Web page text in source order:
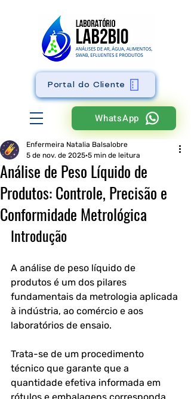
WhatsApp
Portal do Cliente
Análise de Peso Líquido de
Produtos: Controle, Precisão e
Conformidade Metrológica
Enfermeira Natalia Balsalobre
5 de nov. de 2025 5 min de leitura
Introdução
A análise de peso líquido de
produtos é um dos pilares
fundamentais da metrologia aplicada
à indústria, ao comércio e aos
laboratórios de ensaio.
Trata-se de um procedimento
técnico que garante que a
quantidade efetiva informada em